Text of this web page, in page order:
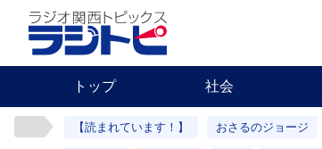
トップ 社会
【読まれています！】 おさるのジョージ